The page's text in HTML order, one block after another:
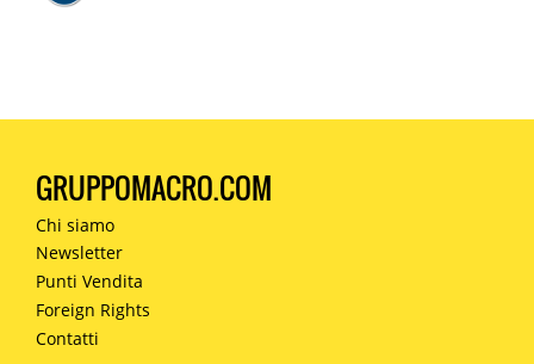
GRUPPOMACRO.COM
Chi siamo
Newsletter
Punti Vendita
Foreign Rights
Contatti